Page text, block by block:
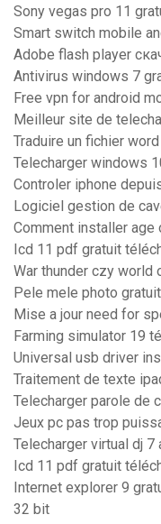
Sony vegas pro 11
Smart switch mobile
Adobe flash player
Antivirus windows 7
Free vpn for android
Meilleur site de
Traduire un fichier
Telecharger windows
Controler iphone
Logiciel gestion de
Comment installer age
Icd 11 pdf gratuit
War thunder czy world
Pele mele photo
Mise a jour need for
Farming simulator 19
Universal usb driver
Traitement de texte
Telecharger parole de
Jeux pc pas trop
Telecharger virtual dj 7
Icd 11 pdf gratuit
Internet explorer 9
32 bit